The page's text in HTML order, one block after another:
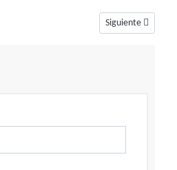
¿Vienen malas noticias?Artículo siguiente:
Siguiente